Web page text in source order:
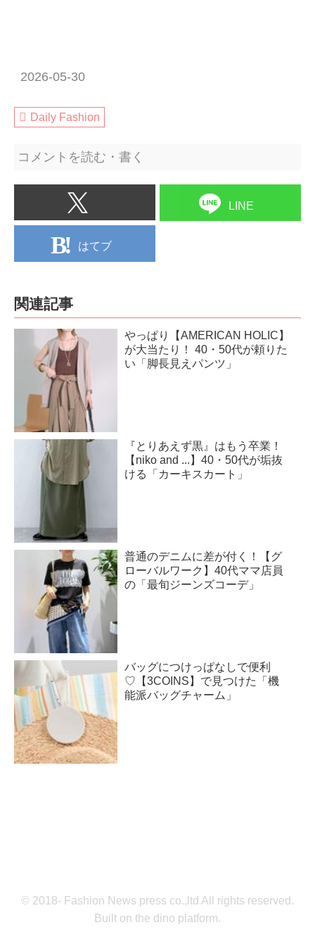
2026-05-30
Daily Fashion
コメントを読む・書く
LINE
はてブ
関連記事
やっぱり【AMERICAN HOLIC】
が大当たり！ 40・50代が頼りた
い「脚長見えパンツ」
『とりあえず黒』はもう卒業！
【niko and ...】40・50代が垢抜
ける「カーキスカート」
普通のデニムに差が付く！【グ
ローバルワーク】40代ママ店員
の「最旬ジーンズコーデ」
バッグにつけっぱなしで便利
♡【3COINS】で見つけた「機
能派バッグチャーム」
© 2018- Fashion News press co.,ltd All rights reserved.
Built on the dino platform.